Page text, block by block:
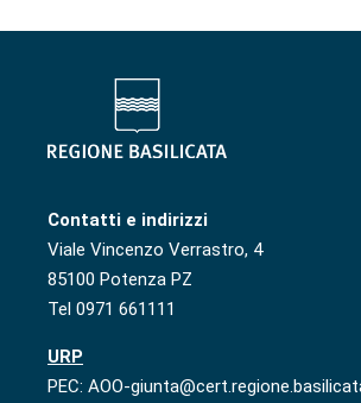
Contatti e indirizzi
Viale Vincenzo Verrastro, 4
85100 Potenza PZ
Tel 0971 661111
URP
PEC: AOO-